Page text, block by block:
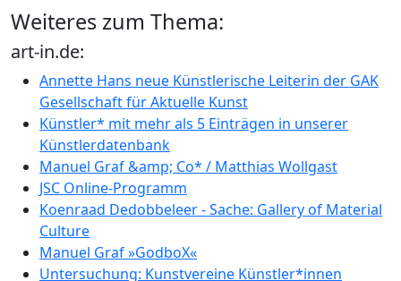
Weiteres zum Thema:
art-in.de:
Annette Hans neue Künstlerische Leiterin der GAK
Gesellschaft für Aktuelle Kunst
Künstler* mit mehr als 5 Einträgen in unserer
Künstlerdatenbank
Manuel Graf &amp; Co* / Matthias Wollgast
JSC Online-Programm
Koenraad Dedobbeleer - Sache: Gallery of Material
Culture
Manuel Graf »GodboX«
Untersuchung: Kunstvereine Künstler*innen